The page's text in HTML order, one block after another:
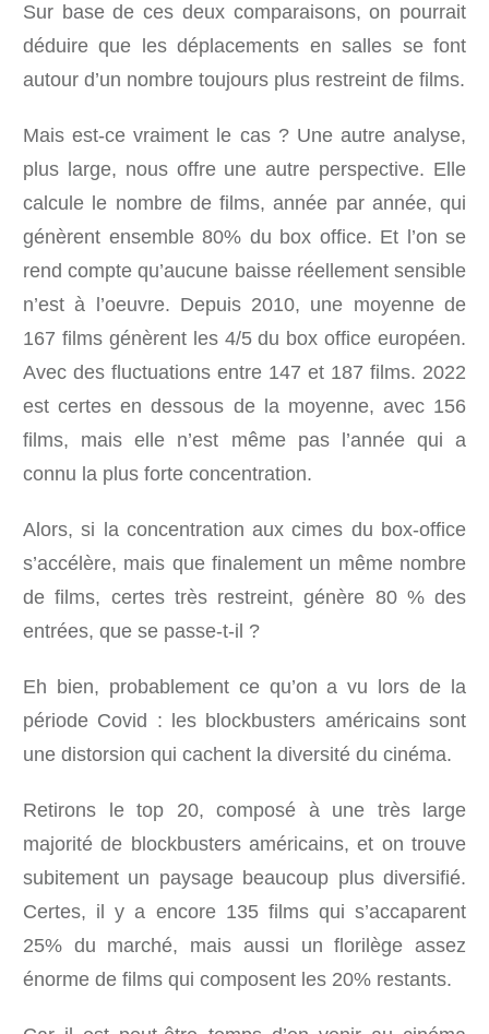
Sur base de ces deux comparaisons, on pourrait
déduire que les déplacements en salles se font
autour d’un nombre toujours plus restreint de films.
Mais est-ce vraiment le cas ? Une autre analyse,
plus large, nous offre une autre perspective. Elle
calcule le nombre de films, année par année, qui
génèrent ensemble 80% du box office. Et l’on se
rend compte qu’aucune baisse réellement sensible
n’est à l’oeuvre. Depuis 2010, une moyenne de
167 films génèrent les 4/5 du box office européen.
Avec des fluctuations entre 147 et 187 films. 2022
est certes en dessous de la moyenne, avec 156
films, mais elle n’est même pas l’année qui a
connu la plus forte concentration.
Alors, si la concentration aux cimes du box-office
s’accélère, mais que finalement un même nombre
de films, certes très restreint, génère 80 % des
entrées, que se passe-t-il ?
Eh bien, probablement ce qu’on a vu lors de la
période Covid : les blockbusters américains sont
une distorsion qui cachent la diversité du cinéma.
Retirons le top 20, composé à une très large
majorité de blockbusters américains, et on trouve
subitement un paysage beaucoup plus diversifié.
Certes, il y a encore 135 films qui s’accaparent
25% du marché, mais aussi un florilège assez
énorme de films qui composent les 20% restants.